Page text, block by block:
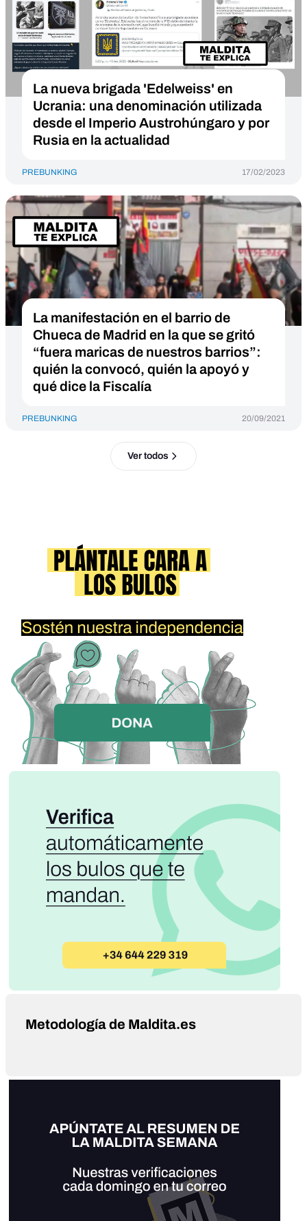
La nueva brigada 'Edelweiss' en
Ucrania: una denominación utilizada
desde el Imperio Austrohúngaro y por
Rusia en la actualidad
PREBUNKING 17/02/2023
La manifestación en el barrio de
Chueca de Madrid en la que se gritó
“fuera maricas de nuestros barrios”:
quién la convocó, quién la apoyó y
qué dice la Fiscalía
PREBUNKING 20/09/2021
Ver todos
Metodología de Maldita.es